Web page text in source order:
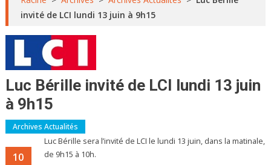
invité de LCI lundi 13 juin à 9h15
Luc Bérille invité de LCI lundi 13 juin
à 9h15
Archives Actualités
10
Luc Bérille sera l’invité de LCI le lundi 13 juin, dans la matinale,
de 9h15 à 10h.